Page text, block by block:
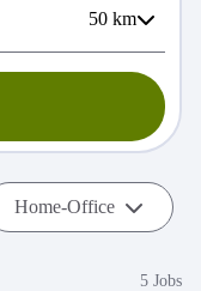
50 km
Home-Office
5 Jobs